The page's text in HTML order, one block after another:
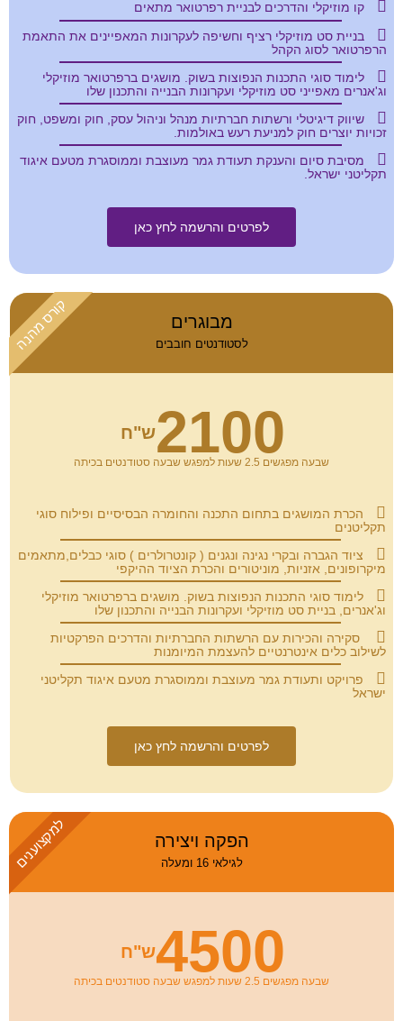
קו מוזיקלי והדרכים לבניית רפרטואר מתאים
בניית סט מוזיקלי רציף וחשיפה לעקרונות המאפיינים את התאמת
הרפרטואר לסוג הקהל
לימוד סוגי התכנות הנפוצות בשוק. מושגים ברפרטואר מוזיקלי
וג'אנרים מאפייני סט מוזיקלי ועקרונות הבנייה והתכנון שלו
שיווק דיגיטלי ורשתות חברתיות מנהל וניהול עסק, חוק ומשפט, חוק
זכויות יוצרים חוק למניעת רעש באולמות.
מסיבת סיום והענקת תעודת גמר מעוצבת וממוסגרת מטעם איגוד
תקליטני ישראל.
לפרטים והרשמה לחץ כאן
מבוגרים
לסטודנטים חובבים
ש"ח2100שבעה מפגשים 2.5 שעות למפגש שבעה סטודנטים בכיתה
הכרת המושגים בתחום התכנה והחומרה הבסיסיים ופילוח סוגי
תקליטנים
ציוד הגברה ובקרי נגינה ונגנים ( קונטרולרים ) סוגי כבלים,מתאמים
מיקרופונים, אזניות, מוניטורים והכרת הציוד ההיקפי
לימוד סוגי התכנות הנפוצות בשוק. מושגים ברפרטואר מוזיקלי
וג'אנרים, בניית סט מוזיקלי ועקרונות הבנייה והתכנון שלו
סקירה והכירות עם הרשתות החברתיות והדרכים הפרקטיות
לשילוב כלים אינטרנטיים להעצמת המיומנות
פרויקט ותעודת גמר מעוצבת וממוסגרת מטעם איגוד תקליטני
ישראל
לפרטים והרשמה לחץ כאן
קורס מהנה
הפקה ויצירה
לגילאי 16 ומעלה
ש"ח4500שבעה מפגשים 2.5 שעות למפגש שבעה סטודנטים בכיתה
למקצוענים